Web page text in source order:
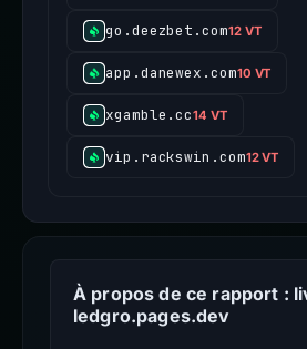
go.deezbet.com12 VT
app.danewex.com10 VT
xgamble.cc14 VT
vip.rackswin.com12 VT
À propos de ce rapport :
ledgro.pages.dev